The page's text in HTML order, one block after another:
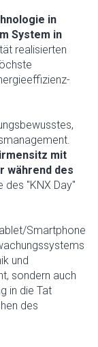
in
System in
realisierten
mit
während des
des "KNX Day"
Smartphone
und
sondern auch
in die Tat
des